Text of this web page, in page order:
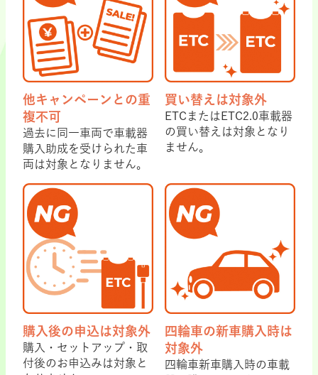
他キャンペーンとの重
複不可
過去に同一車両で車載器
購入助成を受けられた車
両は対象となりません。
買い替えは対象外
ETCまたはETC2.0車載器
の買い替えは対象となり
ません。
購入後の申込は対象外
購入・セットアップ・取
付後のお申込みは対象と
四輪車の新車購入時は
対象外
四輪車新車購入時の車載